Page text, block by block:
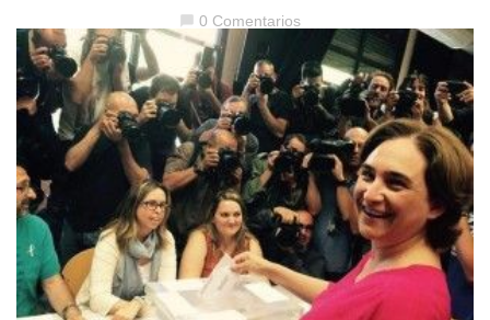
chat_bubble 0 Comentarios